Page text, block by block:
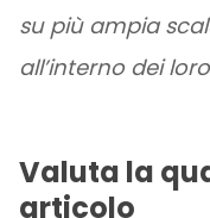
su più ampia
all’interno dei
Valuta la
articolo